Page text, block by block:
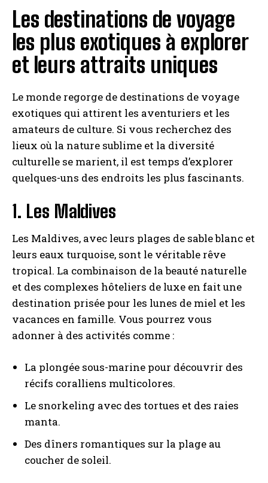
Les destinations de voyage
les plus exotiques à explorer
et leurs attraits uniques
Le monde regorge de destinations de voyage
exotiques qui attirent les aventuriers et les
amateurs de culture. Si vous recherchez des
lieux où la nature sublime et la diversité
culturelle se marient, il est temps d’explorer
quelques-uns des endroits les plus fascinants.
1. Les Maldives
Les Maldives, avec leurs plages de sable blanc et
leurs eaux turquoise, sont le véritable rêve
tropical. La combinaison de la beauté naturelle
et des complexes hôteliers de luxe en fait une
destination prisée pour les lunes de miel et les
vacances en famille. Vous pourrez vous
adonner à des activités comme :
La plongée sous-marine pour découvrir des
récifs coralliens multicolores.
Le snorkeling avec des tortues et des raies
manta.
Des dîners romantiques sur la plage au
coucher de soleil.